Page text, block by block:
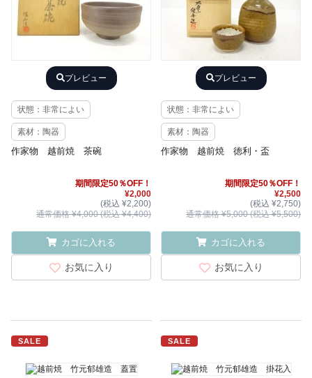
プレビュー
状態：非常によい
素材：陶器
作家物 越前焼 茶碗
期間限定50％OFF！
¥2,000
(税込 ¥2,200)
通常価格 ¥4,000 (税込 ¥4,400)
カゴに入れる
お気に入り
プレビュー
状態：非常によい
素材：陶器
作家物 越前焼 徳利・盃
期間限定50％OFF！
¥2,500
(税込 ¥2,750)
通常価格 ¥5,000 (税込 ¥5,500)
カゴに入れる
お気に入り
SALE SALE